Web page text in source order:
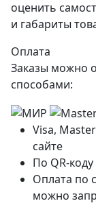
оценить
и габариты
Оплата
Заказы можно
способами:
Visa,
сайте
По QR-коду
Оплата по
можно